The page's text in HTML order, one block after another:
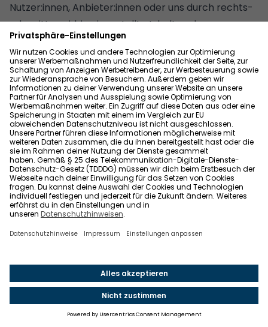
Nutzer:innen, Anbieter:innen oder uns durch rechts-
oder sittenwidrig eingestellte Inhalte oder
Kommunikation im Sinne des § 4 Ziffer 13 der
„Wohnglück-AGB“ entstehen.
Du bist verpflichtet, uns von Ansprüchen Dritter,
sofern und soweit dies rechtlich zulässig ist,
freizustellen und uns bei der Rechtsverteidigung, zu
der wir berechtigt, aber nicht verpflichtet sind, die
notwendige Unterstützung zu bieten sowie die
notwendigen Kosten unserer Rechtsverteidigung zu
übernehmen. Voraussetzung dafür ist, dass wir dich
über die geltend gemachten Ansprüche
unverzüglich schriftlich oder in textlicher Form
Recht auf eigene Kosten sämtliche gerichtliche und
außergerichtliche Verhandlungen über die
Ansprüche zu führen.